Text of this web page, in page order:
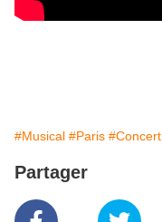
#Musical #Paris #Concert
Partager